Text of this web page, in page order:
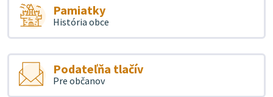
Pamiatky
História obce
Podateľňa tlačív
Pre občanov